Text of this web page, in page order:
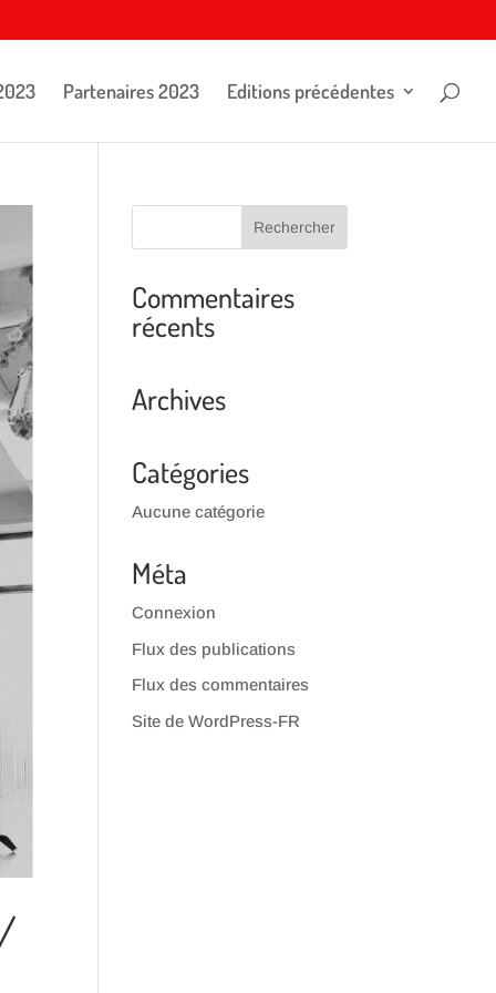
Partenaires 2023 Editions précédentes
Commentaires
récents
Archives
Catégories
Aucune catégorie
Méta
Connexion
Flux des publications
Flux des commentaires
Site de WordPress-FR